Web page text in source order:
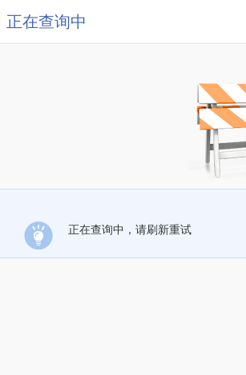
正在查询中
正在查询中，请刷新重试